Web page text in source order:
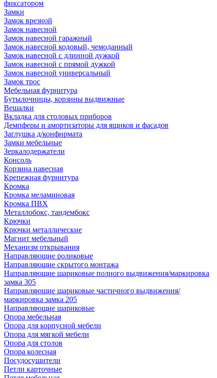
фиксатором
Замки
Замок врезной
Замок навесной
Замок навесной гаражный
Замок навесной кодовый, чемоданный
Замок навесной с длинной дужкой
Замок навесной с прямой дужкой
Замок навесной универсальный
Замок трос
Мебельная фурнитура
Бутылочницы, корзины выдвижные
Вешалки
Вкладка для столовых приборов
Демпферы и амортизаторы для ящиков и фасадов
Заглушка д/конфирмата
Замки мебельные
Зеркалодержатели
Консоль
Корзина навесная
Крепежная фурнитура
Кромка
Кромка меламиновая
Кромка ПВХ
Металлобокс, тандембокс
Крючки
Крючки металлические
Магнит мебельный
Механизм открывания
Направляющие роликовые
Направляющие скрытого монтажа
Направляющие шариковые полного выдвижения/маркировка
замка 305
Направляющие шариковые частичного выдвижения/
маркировка замка 205
Направляющие шариковые
Опора мебельная
Опора для корпусной мебели
Опора для мягкой мебели
Опора для столов
Опора колесная
Посудосушители
Петли карточные